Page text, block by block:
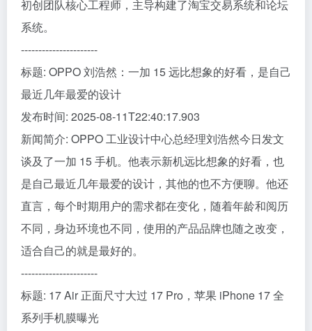
初创团队核心工程师，主导构建了淘宝交易系统和论坛
系统。
----------------------
标题: OPPO 刘浩然：一加 15 远比想象的好看，是自己
最近几年最爱的设计
发布时间: 2025-08-11T22:40:17.903
新闻简介: OPPO 工业设计中心总经理刘浩然今日发文
谈及了一加 15 手机。他表示新机远比想象的好看，也
是自己最近几年最爱的设计，其他的也不方便聊。他还
直言，每个时期用户的需求都在变化，随着年龄和阅历
不同，身边环境也不同，使用的产品品牌也随之改变，
适合自己的就是最好的。
----------------------
标题: 17 Air 正面尺寸大过 17 Pro，苹果 iPhone 17 全
系列手机膜曝光